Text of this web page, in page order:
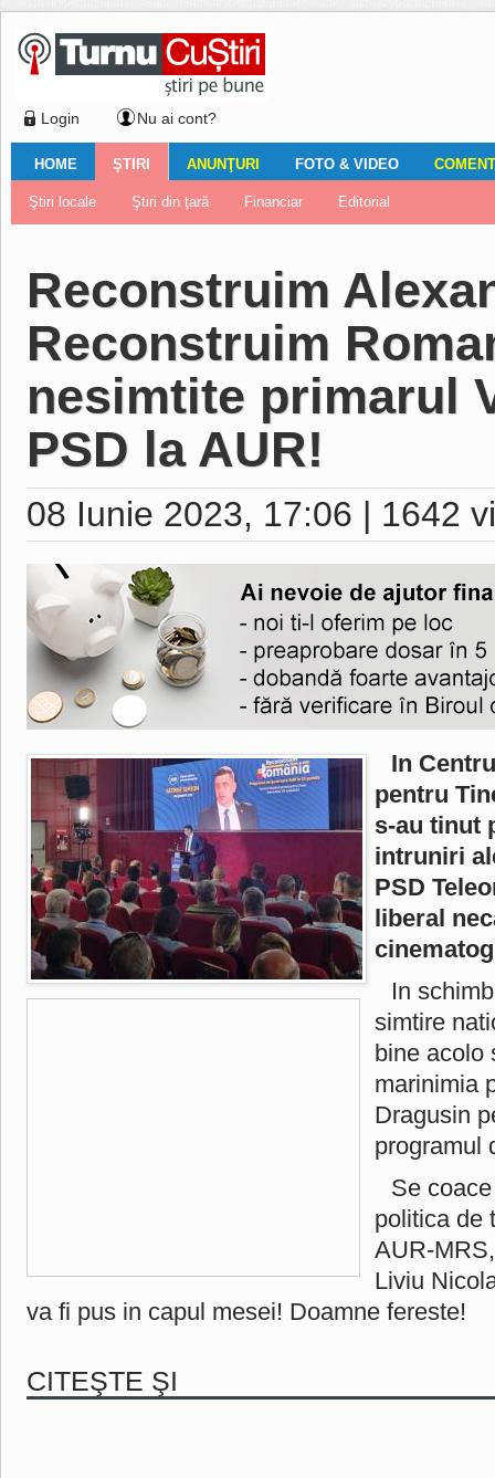
Login Nu ai cont?
HOME
Ştiri locale Turnaţi aici! Nemulţumirile localnicilor
ŞTIRI
Ştiri locale Ştiri din ţară Financiar Editorial
ANUNŢURI
Imobiliare Auto Închirieri Vânzări Locuri de muncă
FOTO & VIDEO
Galerii Foto Galerii video
Comentariul zilei
Reconstruim
Reconstruim
nesimtite primarul
PSD la AUR!
08 Iunie 2023, 17:06 | 1642
In
pentru
s-au tinut
intruniri
PSD
liberal
In
simtire
bine acolo
marinimia
Dragusin
programul
Se
politica de
AUR-
Liviu
va fi pus in capul mesei! Doamne fereste!
CITEŞTE ŞI